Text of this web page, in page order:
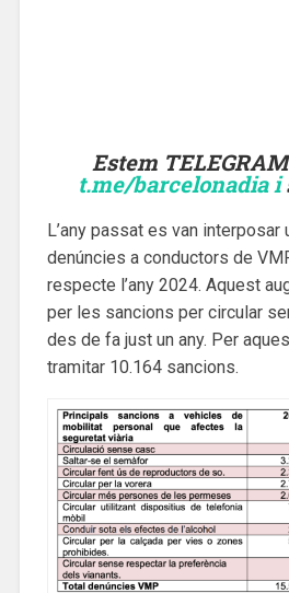
Estem
t.me/barcelonadia i
L’any passat es van interposar
denúncies a conductors de
respecte l’any 2024. Aquest
per les sancions per circular
des de fa just un any. Per
tramitar 10.164 sancions.